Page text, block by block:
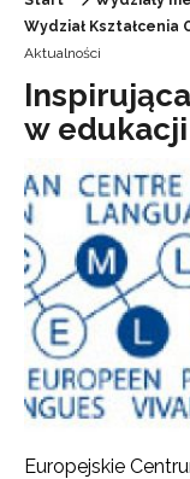
Wydział Kształcenia
Aktualności
w
Europejskie